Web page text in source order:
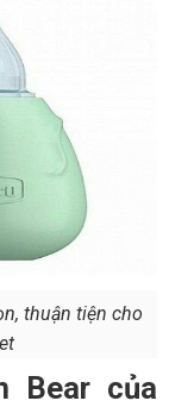
thuận tiện cho
Bear của